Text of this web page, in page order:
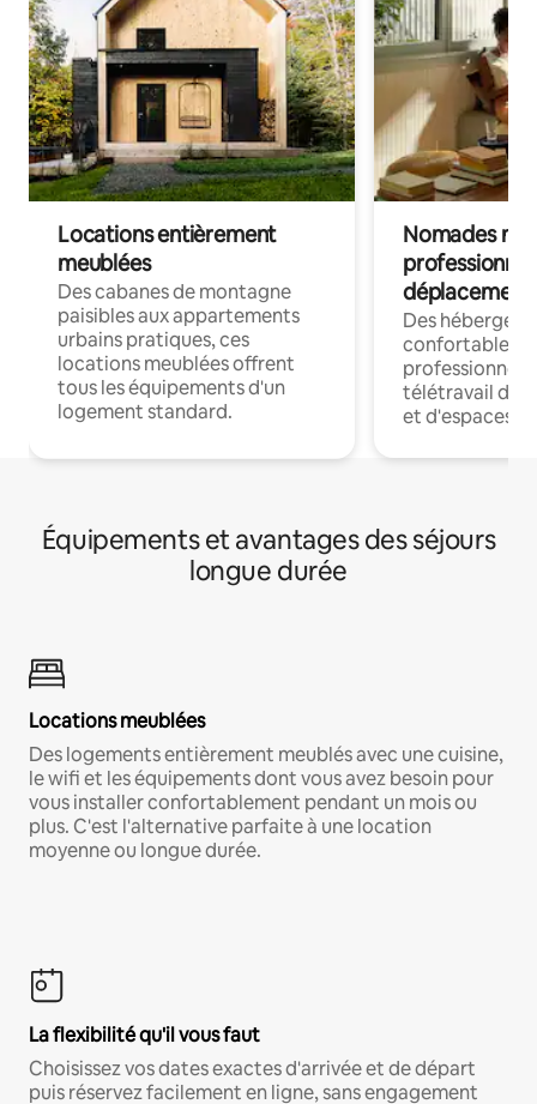
Locations entièrement
meublées
Des cabanes de montagne
paisibles aux appartements
urbains pratiques, ces
locations meublées offrent
tous les équipements d'un
logement standard.
Nomades
déplacement
Des
confortables
professionnels
télétravail
et d'espaces
Équipements et avantages des séjours
longue durée
Locations meublées
Des logements entièrement meublés avec une cuisine,
le wifi et les équipements dont vous avez besoin pour
vous installer confortablement pendant un mois ou
plus. C'est l'alternative parfaite à une location
moyenne ou longue durée.
La flexibilité qu'il vous faut
Choisissez vos dates exactes d'arrivée et de départ
puis réservez facilement en ligne, sans engagement